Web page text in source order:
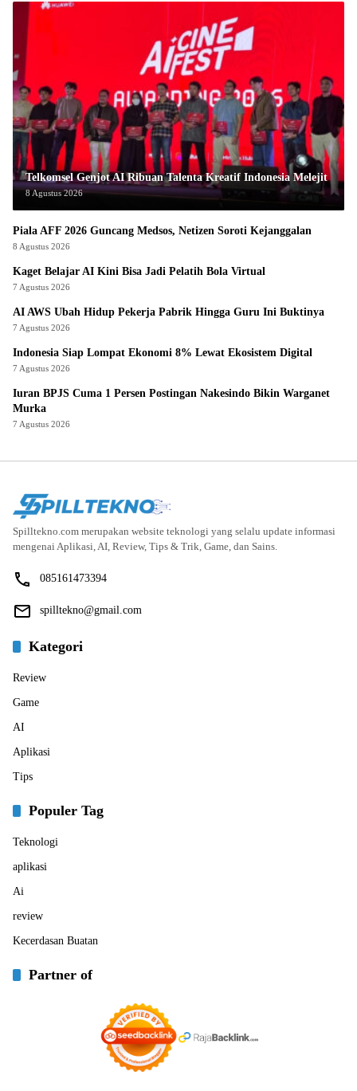
Telkomsel Genjot AI Ribuan Talenta Kreatif Indonesia Melejit
8 Agustus 2026
Piala AFF 2026 Guncang Medsos, Netizen Soroti Kejanggalan
8 Agustus 2026
Kaget Belajar AI Kini Bisa Jadi Pelatih Bola Virtual
7 Agustus 2026
AI AWS Ubah Hidup Pekerja Pabrik Hingga Guru Ini Buktinya
7 Agustus 2026
Indonesia Siap Lompat Ekonomi 8% Lewat Ekosistem Digital
7 Agustus 2026
Iuran BPJS Cuma 1 Persen Postingan Nakesindo Bikin Warganet
Murka
7 Agustus 2026
Spilltekno.com merupakan website teknologi yang selalu update informasi
mengenai Aplikasi, AI, Review, Tips & Trik, Game, dan Sains.
085161473394
spilltekno@gmail.com
Kategori
Review
Game
AI
Aplikasi
Tips
Populer Tag
Teknologi
aplikasi
Ai
review
Kecerdasan Buatan
Partner of